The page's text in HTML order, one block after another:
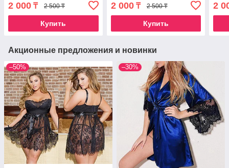
2 000 ₸ 2 500 ₸
Купить
2 000₸ 2 500 ₸
Купить
2
Акционные предложения и новинки
–50% –30%